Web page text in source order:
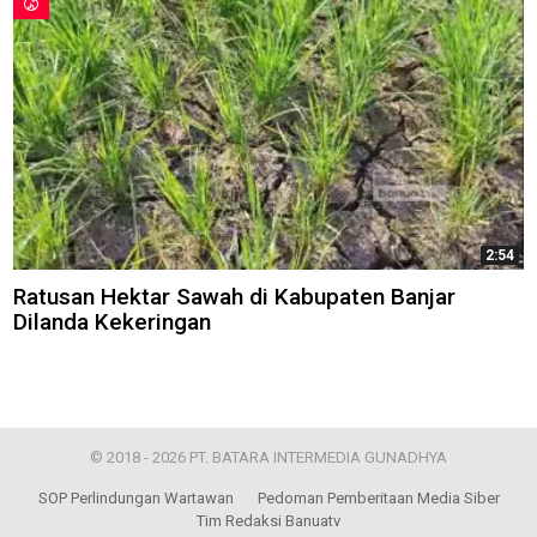
2:54
Ratusan Hektar Sawah di Kabupaten Banjar
Dilanda Kekeringan
© 2018 - 2026 PT. BATARA INTERMEDIA GUNADHYA
SOP Perlindungan Wartawan
Pedoman Pemberitaan Media Siber
Tim Redaksi Banuatv